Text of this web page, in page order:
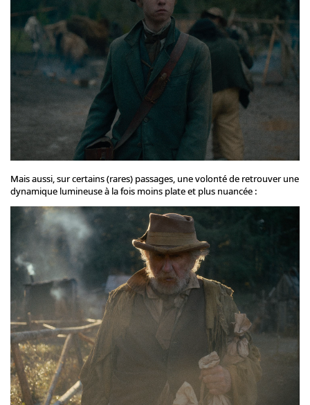
Mais aussi, sur certains (rares) passages, une volonté de retrouver une
dynamique lumineuse à la fois moins plate et plus nuancée :